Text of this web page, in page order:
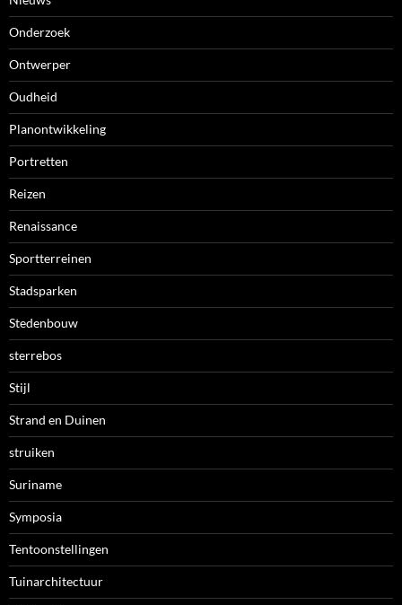
Onderzoek
Ontwerper
Oudheid
Planontwikkeling
Portretten
Reizen
Renaissance
Sportterreinen
Stadsparken
Stedenbouw
sterrebos
Stijl
Strand en Duinen
struiken
Suriname
Symposia
Tentoonstellingen
Tuinarchitectuur